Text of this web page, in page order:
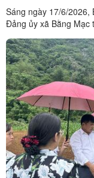
Sáng ngày 17/6/2026,
Đảng ủy xã Bằng Mạc
Trung, Phó Bí thư
Tùng, Phó Bí thư Đảng